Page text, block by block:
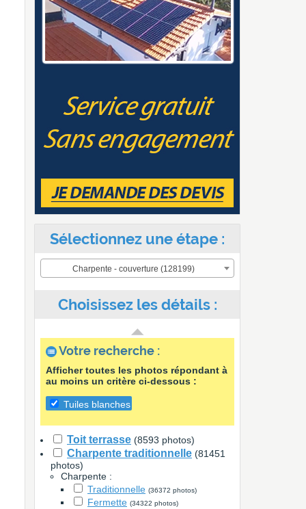
Sélectionnez une étape :
Charpente - couverture (128199)
Choisissez les détails :
Votre recherche :
Afficher toutes les photos répondant à
au moins un critère ci-dessous :
Tuiles blanches
Toit terrasse (8593 photos)
Charpente traditionnelle (81451
photos)
Charpente :
Traditionnelle (36372 photos)
Fermette (34322 photos)